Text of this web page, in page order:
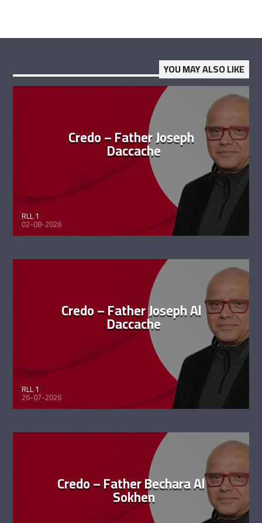
YOU MAY ALSO LIKE
Credo – Father Joseph
Daccache
RLL 1
02-08-2026
Credo – Father Joseph Al
Daccache
RLL 1
26-07-2026
Credo – Father Bechara Al
Sokhen